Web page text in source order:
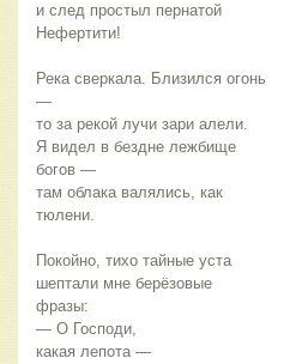
и след простыл пернатой
Нефертити!
Река сверкала. Близился огонь
—
то за рекой лучи зари алели.
Я видел в бездне лежбище
богов —
там облака валялись, как
тюлени.
Покойно, тихо тайные уста
шептали мне берёзовые
фразы:
— О Господи,
какая лепота —